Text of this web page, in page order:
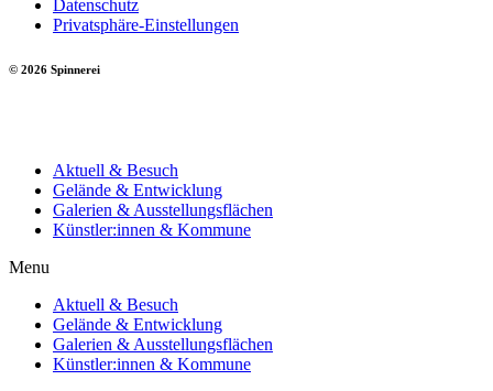
Datenschutz
Privatsphäre-Einstellungen
© 2026 Spinnerei
Aktuell & Besuch
Gelände & Entwicklung
Galerien & Ausstellungsflächen
Künstler:innen & Kommune
Menu
Aktuell & Besuch
Gelände & Entwicklung
Galerien & Ausstellungsflächen
Künstler:innen & Kommune